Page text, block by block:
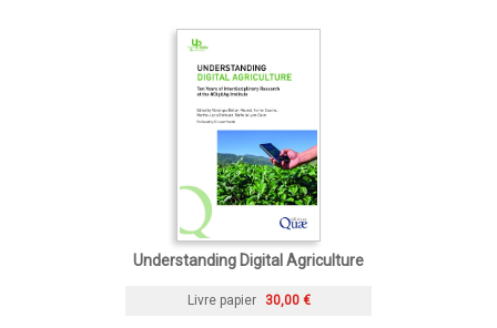
Understanding Digital Agriculture
Livre papier 30,00 €